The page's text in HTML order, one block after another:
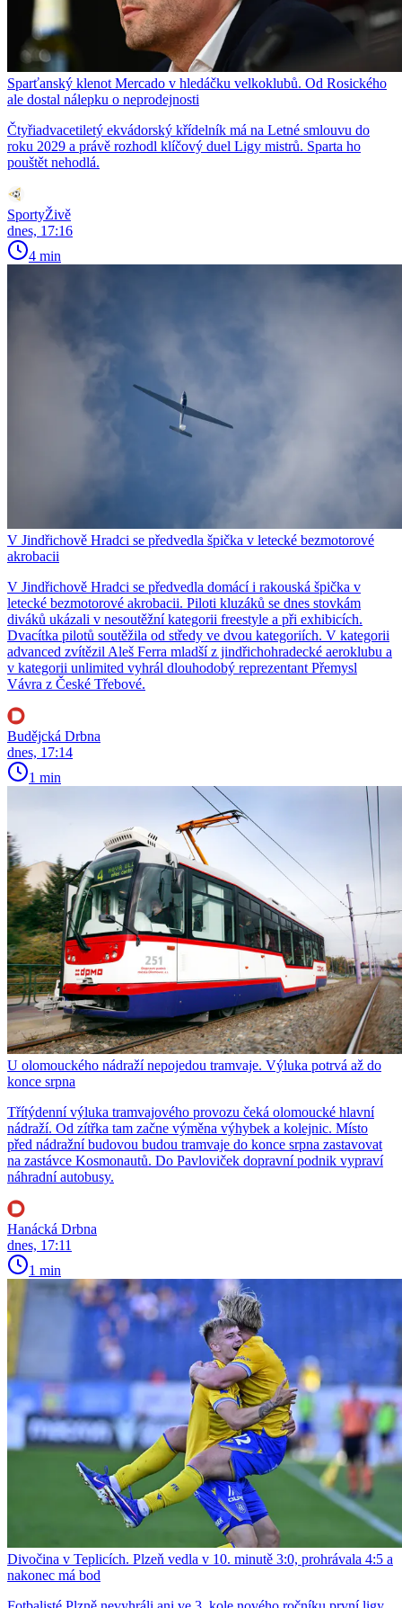
Sparťanský klenot Mercado v hledáčku velkoklubů. Od Rosického
ale dostal nálepku o neprodejnosti
Čtyřiadvacetiletý ekvádorský křídelník má na Letné smlouvu do
roku 2029 a právě rozhodl klíčový duel Ligy mistrů. Sparta ho
pouštět nehodlá.
SportyŽivě
dnes, 17:16
4 min
V Jindřichově Hradci se předvedla špička v letecké bezmotorové
akrobacii
V Jindřichově Hradci se předvedla domácí i rakouská špička v
letecké bezmotorové akrobacii. Piloti kluzáků se dnes stovkám
diváků ukázali v nesoutěžní kategorii freestyle a při exhibicích.
Dvacítka pilotů soutěžila od středy ve dvou kategoriích. V kategorii
advanced zvítězil Aleš Ferra mladší z jindřichohradecké aeroklubu a
v kategorii unlimited vyhrál dlouhodobý reprezentant Přemysl
Vávra z České Třebové.
Budějcká Drbna
dnes, 17:14
1 min
U olomouckého nádraží nepojedou tramvaje. Výluka potrvá až do
konce srpna
Třítýdenní výluka tramvajového provozu čeká olomoucké hlavní
nádraží. Od zítřka tam začne výměna výhybek a kolejnic. Místo
před nádražní budovou budou tramvaje do konce srpna zastavovat
na zastávce Kosmonautů. Do Pavloviček dopravní podnik vypraví
náhradní autobusy.
Hanácká Drbna
dnes, 17:11
1 min
Divočina v Teplicích. Plzeň vedla v 10. minutě 3:0, prohrávala 4:5 a
nakonec má bod